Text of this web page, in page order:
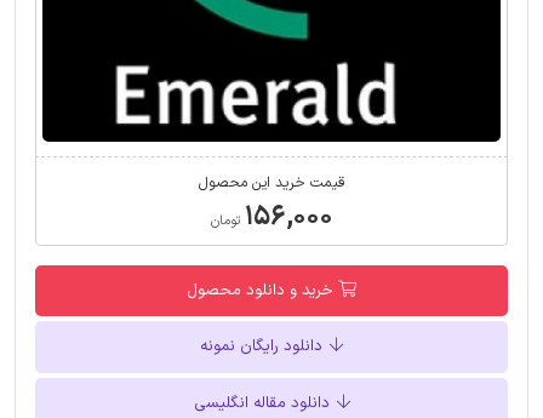
قیمت خرید این محصول
۱۵۶,۰۰۰ تومان
خرید و دانلود محصول
دانلود رایگان نمونه
دانلود مقاله انگلیسی